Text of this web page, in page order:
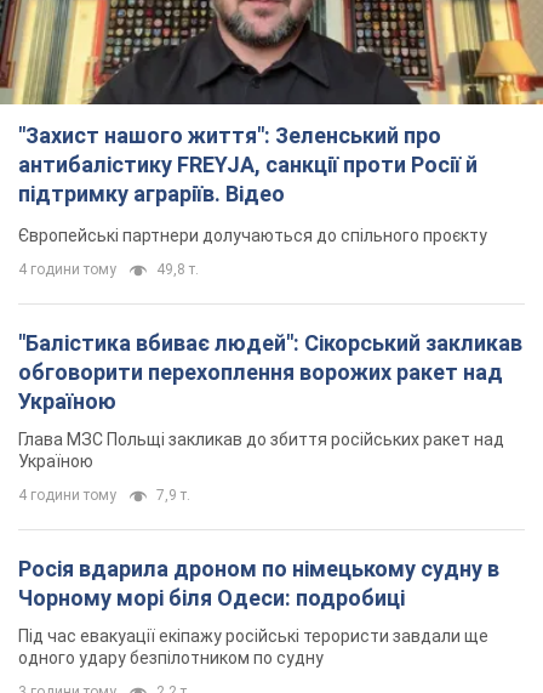
"Захист нашого життя": Зеленський про
антибалістику FREYJA, санкції проти Росії й
підтримку аграріїв. Відео
Європейські партнери долучаються до спільного проєкту
4 години тому 49,8 т.
"Балістика вбиває людей": Сікорський закликав
обговорити перехоплення ворожих ракет над
Україною
Глава МЗС Польщі закликав до збиття російських ракет над
Україною
4 години тому 7,9 т.
Росія вдарила дроном по німецькому судну в
Чорному морі біля Одеси: подробиці
Під час евакуації екіпажу російські терористи завдали ще
одного удару безпілотником по судну